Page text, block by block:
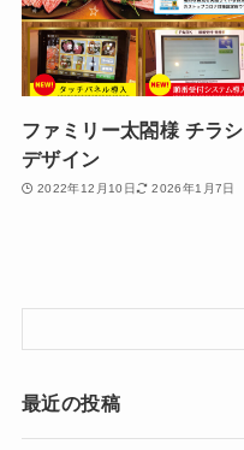
ファミリー太閤様 チラシ
デザイン
2022年12月10日 2026年1月7日
最近の投稿